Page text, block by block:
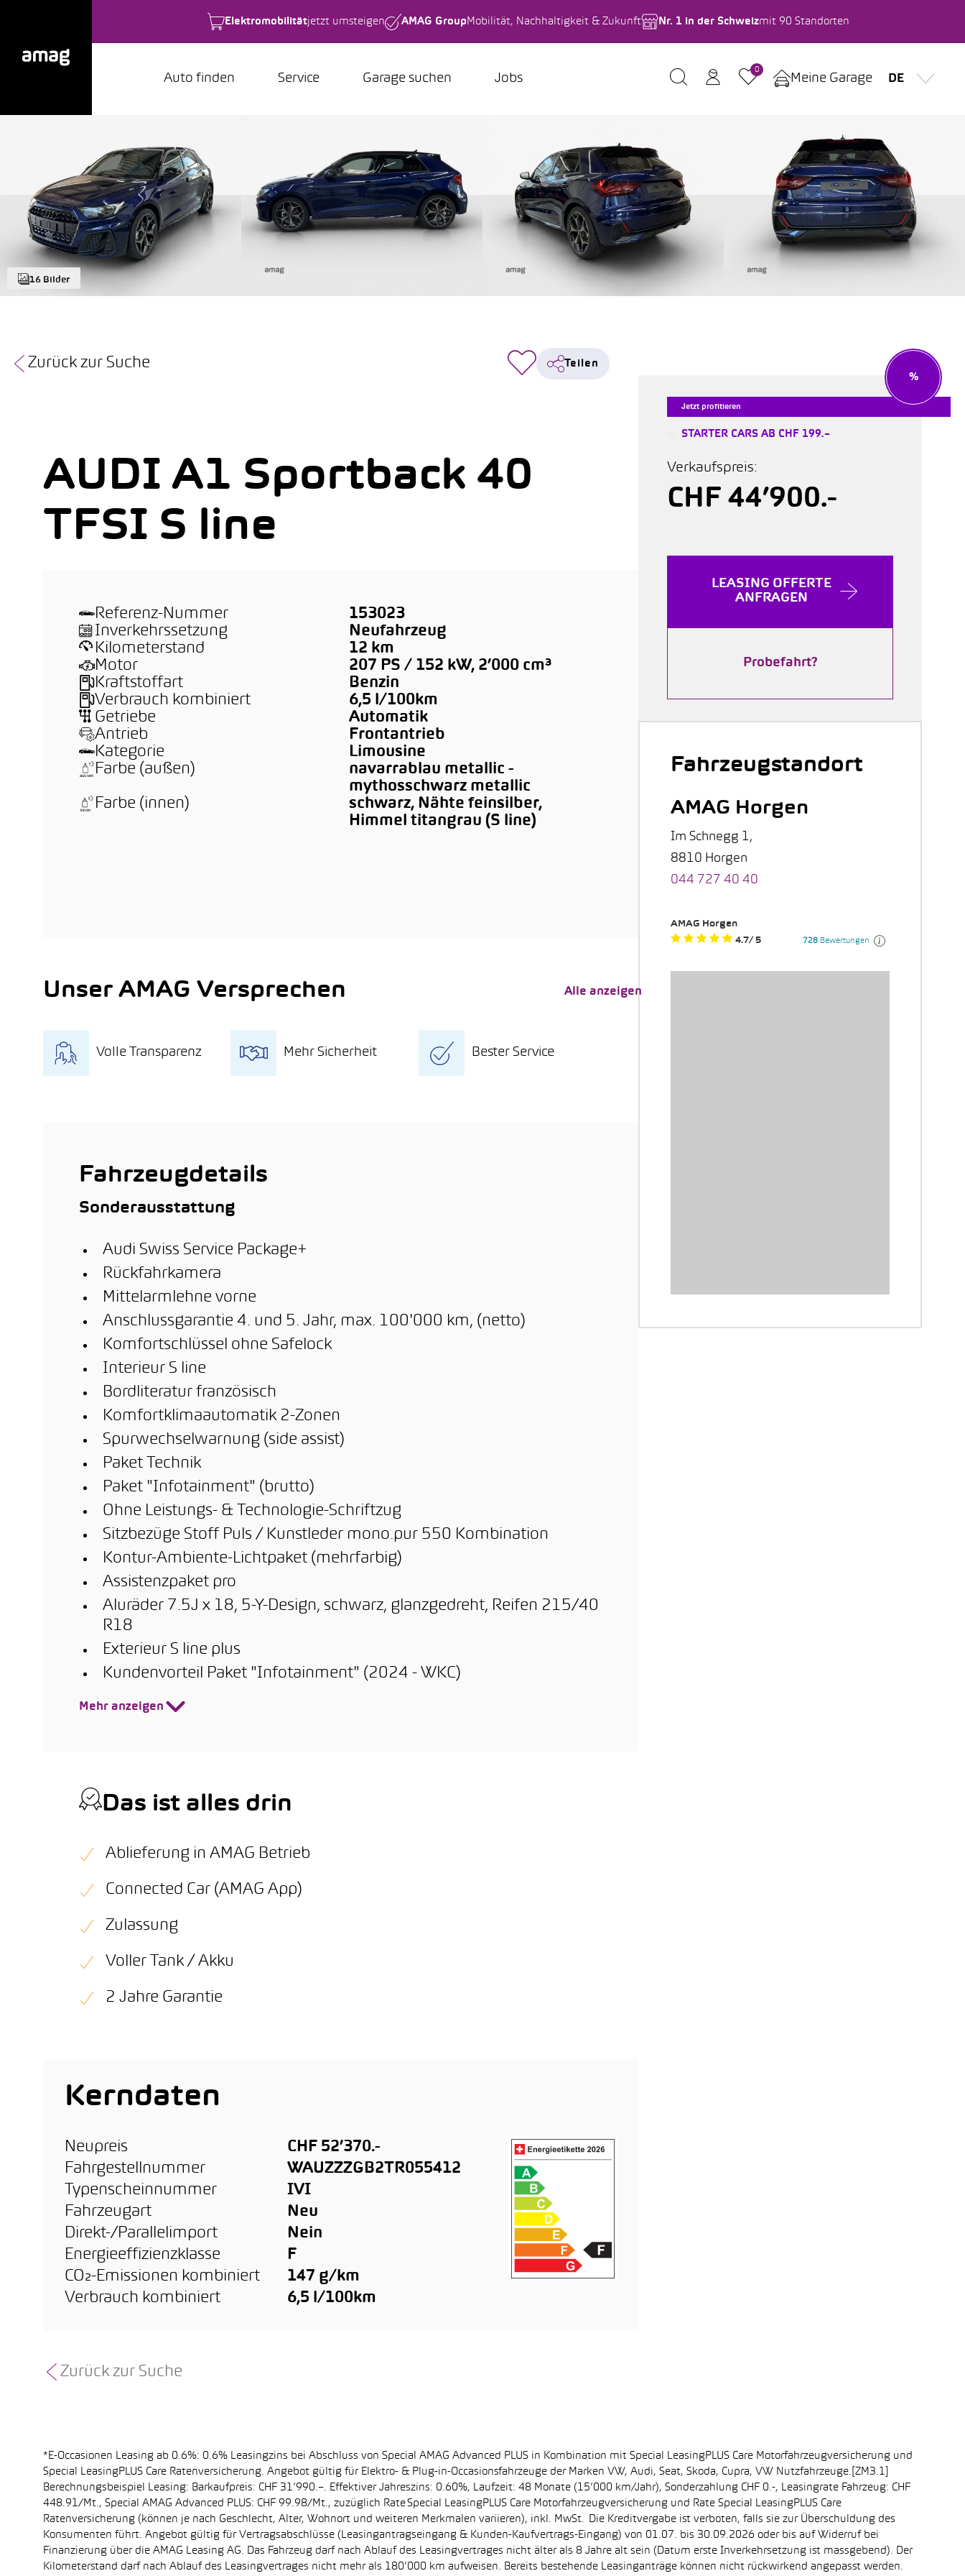
Elektromobilitätjetzt umsteigen AMAG Group Mobilität, Nachhaltigkeit & Zukunft Nr. 1 in der Schweizmit 90 Standorten
Auto finden Service Garage suchen Jobs
0
Meine Garage DE
16 Bilder
Zurück zur Suche Teilen
AUDI A1 Sportback 40
TFSI S line
Referenz-Nummer
153023
Inverkehrssetzung
Neufahrzeug
Kilometerstand
12 km
Motor
207 PS / 152 kW, 2’000 cm³
Kraftstoffart
Benzin
Verbrauch kombiniert
6,5 l/100km
Getriebe
Automatik
Antrieb
Frontantrieb
Kategorie
Limousine
Farbe (außen)
navarrablau metallic -
mythosschwarz metallic
Farbe (innen)
schwarz, Nähte feinsilber,
Himmel titangrau (S line)
Unser AMAG Versprechen Alle anzeigen
Volle Transparenz Mehr Sicherheit Bester Service
Fahrzeugdetails
Sonderausstattung
Audi Swiss Service Package+
Rückfahrkamera
Mittelarmlehne vorne
Anschlussgarantie 4. und 5. Jahr, max. 100'000 km, (netto)
Komfortschlüssel ohne Safelock
Interieur S line
Bordliteratur französisch
Komfortklimaautomatik 2-Zonen
Spurwechselwarnung (side assist)
Paket Technik
Paket "Infotainment" (brutto)
Ohne Leistungs- & Technologie-Schriftzug
Sitzbezüge Stoff Puls / Kunstleder mono.pur 550 Kombination
Kontur-Ambiente-Lichtpaket (mehrfarbig)
Assistenzpaket pro
Aluräder 7.5J x 18, 5-Y-Design, schwarz, glanzgedreht, Reifen 215/40
R18
Exterieur S line plus
Kundenvorteil Paket "Infotainment" (2024 - WKC)
Mehr anzeigen
Das ist alles drin
Ablieferung in AMAG Betrieb
Connected Car (AMAG App)
Zulassung
Voller Tank / Akku
2 Jahre Garantie
Kerndaten
Neupreis
CHF 52’370.-
Fahrgestellnummer
WAUZZZGB2TR055412
Typenscheinnummer
IVI
Fahrzeugart
Neu
Direkt-/Parallelimport
Nein
Energieeffizienzklasse
F
CO₂-Emissionen kombiniert
147 g/km
Verbrauch kombiniert
6,5 l/100km
Jetzt profitieren
%
STARTER CARS AB CHF 199.–
Verkaufspreis:
CHF 44’900.-
LEASING OFFERTE
ANFRAGEN
Probefahrt?
Fahrzeugstandort
AMAG Horgen
Im Schnegg 1,
8810 Horgen
044 727 40 40
Zurück zur Suche
*E-Occasionen Leasing ab 0.6%: 0.6% Leasingzins bei Abschluss von Special AMAG Advanced PLUS in Kombination mit Special LeasingPLUS Care Motorfahrzeugversicherung und
Special LeasingPLUS Care Ratenversicherung. Angebot gültig für Elektro- & Plug-in-Occasionsfahrzeuge der Marken VW, Audi, Seat, Skoda, Cupra, VW Nutzfahrzeuge.[ZM3.1]
Berechnungsbeispiel Leasing: Barkaufpreis: CHF 31’990.–. Effektiver Jahreszins: 0.60%, Laufzeit: 48 Monate (15’000 km/Jahr), Sonderzahlung CHF 0.-, Leasingrate Fahrzeug: CHF
448.91/Mt., Special AMAG Advanced PLUS: CHF 99.98/Mt., zuzüglich Rate Special LeasingPLUS Care Motorfahrzeugversicherung und Rate Special LeasingPLUS Care
Ratenversicherung (können je nach Geschlecht, Alter, Wohnort und weiteren Merkmalen variieren), inkl. MwSt. Die Kreditvergabe ist verboten, falls sie zur Überschuldung des
Konsumenten führt. Angebot gültig für Vertragsabschlüsse (Leasingantragseingang & Kunden-Kaufvertrags-Eingang) von 01.07. bis 30.09.2026 oder bis auf Widerruf bei
Finanzierung über die AMAG Leasing AG. Das Fahrzeug darf nach Ablauf des Leasingvertrages nicht älter als 8 Jahre alt sein (Datum erste Inverkehrsetzung ist massgebend). Der
Kilometerstand darf nach Ablauf des Leasingvertrages nicht mehr als 180’000 km aufweisen. Bereits bestehende Leasinganträge können nicht rückwirkend angepasst werden.